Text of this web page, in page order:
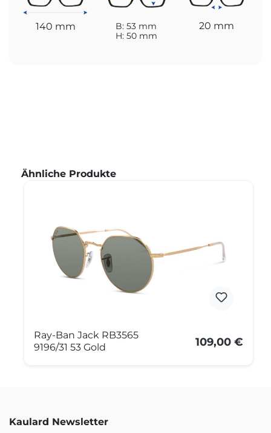
140 mm
B: 53 mm
H: 50 mm
20 mm
Produktgalerie überspringen
Ähnliche Produkte
Ray-Ban Jack RB3565
9196/31 53 Gold
109,00 €
Kaulard Newsletter